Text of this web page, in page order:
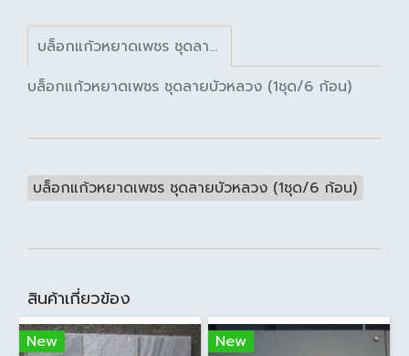
บล็อกแก้วหยาดเพชร ชุดลายบัวหลวง (1ชุด/6 ก้อน)
บล็อกแก้วหยาดเพชร ชุดลายบัวหลวง (1ชุด/6 ก้อน)
บล็อกแก้วหยาดเพชร ชุดลายบัวหลวง (1ชุด/6 ก้อน)
สินค้าเกี่ยวข้อง
New New